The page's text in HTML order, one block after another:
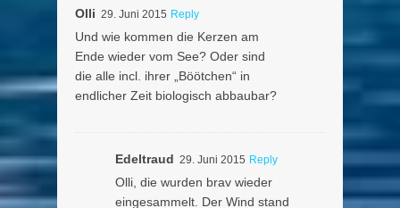
Olli 29. Juni 2015 Reply
Und wie kommen die Kerzen am
Ende wieder vom See? Oder sind
die alle incl. ihrer „Böötchen“ in
endlicher Zeit biologisch abbaubar?
Edeltraud 29. Juni 2015 Reply
Olli, die wurden brav wieder
eingesammelt. Der Wind stand